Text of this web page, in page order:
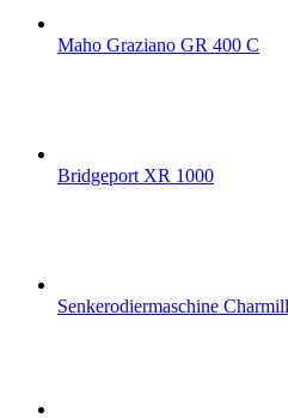
Maho Graziano GR 400 C
Bridgeport XR 1000
Senkerodiermaschine